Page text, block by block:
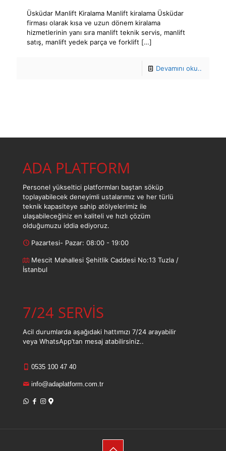
Üsküdar Manlift Kiralama Manlift kiralama Üsküdar
firması olarak kısa ve uzun dönem kiralama
hizmetlerinin yanı sıra manlift teknik servis, manlift
satış, manlift yedek parça ve forklift […]
Devamını oku..
ADA PLATFORM
Personel yükseltici platformları baştan söküp
toplayabilecek deneyimli ustalarımız ve her türlü
teknik kapasiteye sahip atölyelerimiz ile
ulaşabileceğiniz en kaliteli ve hızlı çözüm
olduğumuzu iddia ediyoruz.
Pazartesi- Pazar: 08:00 - 19:00
Mescit Mahallesi Şehitlik Caddesi No:13 Tuzla /
İstanbul
7/24 SERVİS
Acil durumlarda aşağıdaki hattımızı 7/24 arayabilir
veya WhatsApp’tan mesaj atabilirsiniz..
0535 100 47 40
info@adaplatform.com.tr